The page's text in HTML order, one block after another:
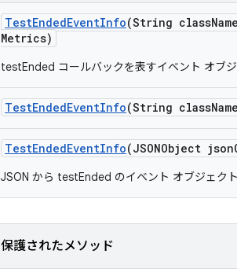
TestEndedEventInfo(String className
Metrics)
testEnded コールバックを表すイベント オブジ
TestEndedEventInfo(String className
TestEndedEventInfo(JSONObject json
JSON から testEnded のイベント オブジェク
保護されたメソッド